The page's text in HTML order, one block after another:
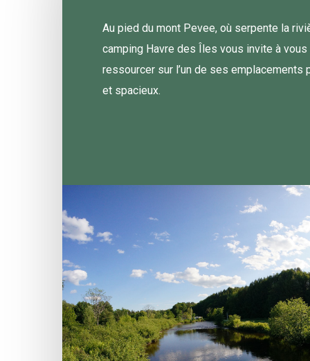
Au pied du mont Pevee, où serpente la
camping Havre des Îles vous invite à
ressourcer sur l’un de ses emplacements
et spacieux.